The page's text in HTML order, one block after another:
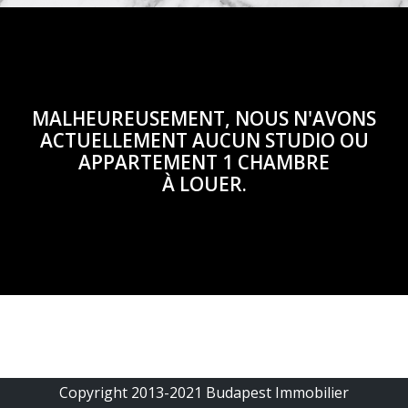
MALHEUREUSEMENT, NOUS N'AVONS
ACTUELLEMENT AUCUN STUDIO OU
APPARTEMENT 1 CHAMBRE
À LOUER.
Copyright 2013-2021 Budapest Immobilier